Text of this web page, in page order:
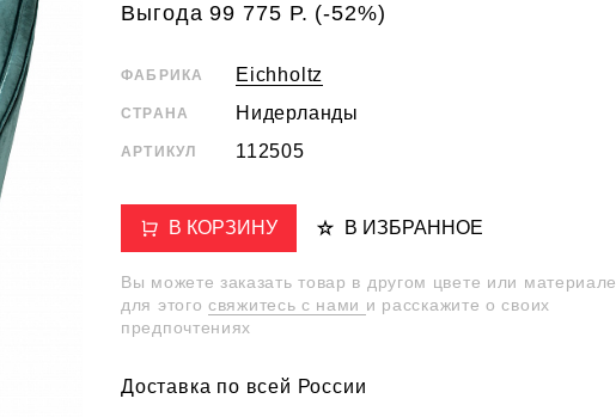
Выгода 99 775 Р. (-52%)
ФАБРИКА Eichholtz
СТРАНА Нидерланды
АРТИКУЛ 112505
В КОРЗИНУ В ИЗБРАННОЕ
Вы можете заказать товар в другом цвете или материале,
для этого свяжитесь с нами и расскажите о своих
предпочтениях
Доставка по всей России